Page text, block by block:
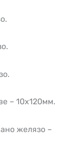
– 10х120мм.
желязо –